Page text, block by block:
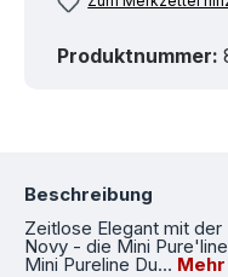
Produktnummer:
Beschreibung
Zeitlose Elegant mit der
Novy - die Mini
Mini Pureline Du… Mehr